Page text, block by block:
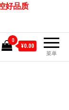
好品质
菜单
0
¥0.00